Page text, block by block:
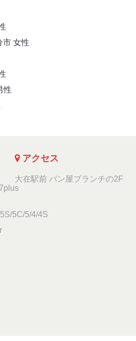
市 女性
性
5C/5/4/4S
アクセス
大在駅前 パン屋ブランチの2F